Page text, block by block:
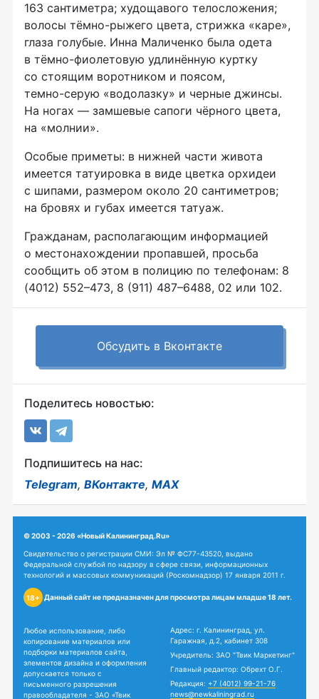
163 сантиметра; худощавого телосложения;
волосы тёмно-рыжего цвета, стрижка «каре»,
глаза голубые. Инна Маличенко была одета
в тёмно-фиолетовую удлинённую куртку
со стоящим воротником и поясом,
темно-серую «водолазку» и черные джинсы.
На ногах — замшевые сапоги чёрного цвета,
на «молнии».
Особые приметы: в нижней части живота
имеется татуировка в виде цветка орхидеи
с шипами, размером около 20 сантиметров;
на бровях и губах имеется татуаж.
Гражданам, располагающим информацией
о местонахождении пропавшей, просьба
сообщить об этом в полицию по телефонам: 8
(4012) 552–473, 8 (911) 487–6488, 02 или 102.
Обсудить в Вконтакте
Поделитесь новостью:
Подпишитесь на нас:
Telegram, ВКонтакте, MAX
© 2003 - 2026 «Новый Калининград.Ru»
Свидетельство о регистрации СМИ: Эл № ФС77-43520, выдано
Федеральной службой по надзору в сфере связи, информационных
технологий и массовых коммуникаций (Роскомнадзор) 17 января 2011 г.
18+ Данный сайт не предназначен для просмотра лицам младше 18 лет.
Любое использование, либо
копирование материалов или
подборки материалов сайта,
элементов дизайна и оформления
допускается только с
письменного разрешения
правообладателя - ЗАО «Твик
Адрес: г. Калининград, ул.
Гаражная, д.2, кабинет 308
Учредитель: ЗАО "Твик Маркетинг"
Главный редактор: Обрехт О.Г.
Редакция: +7 (4012) 99-21-76
news@newkaliningrad.ru